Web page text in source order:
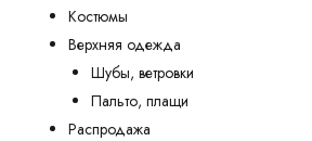
Костюмы
Верхняя одежда
Шубы, ветровки
Пальто, плащи
Распродажа